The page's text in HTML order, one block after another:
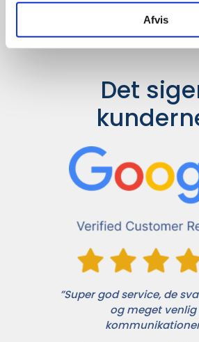
Afvis
Det
”Super god service, de
og meget venlig